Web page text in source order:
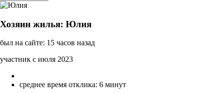
Хозяин жилья: Юлия
был на сайте: 15 часов назад
участник с июля 2023
среднее время отклика: 6 минут